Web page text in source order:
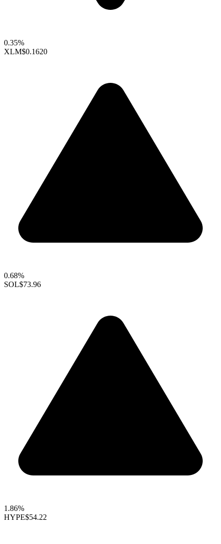
0.35%
XLM$0.1620
0.68%
SOL$73.96
1.86%
HYPE$54.22